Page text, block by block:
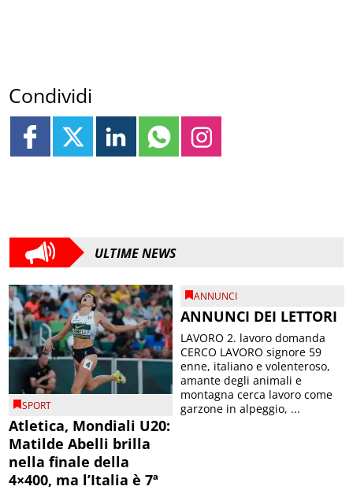
Condividi
ULTIME NEWS
SPORT
Atletica, Mondiali U20:
Matilde Abelli brilla
nella finale della
4×400, ma l’Italia è 7ª
ANNUNCI
ANNUNCI DEI LETTORI
LAVORO 2. lavoro domanda
CERCO LAVORO signore 59
enne, italiano e volenteroso,
amante degli animali e
montagna cerca lavoro come
garzone in alpeggio, ...